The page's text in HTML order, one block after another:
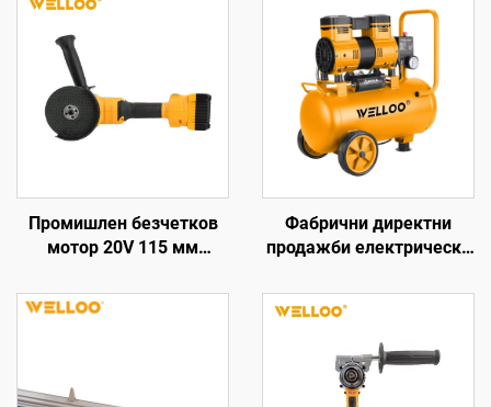
Промишлен безчетков
мотор 20V 115 мм
Батерийна ъглова
шлифовъчна машина за
Фабрични директни
продажби електрически
въздушен обем 100л/
мин, 1300W
електрически въздушно
охлаждани компресори